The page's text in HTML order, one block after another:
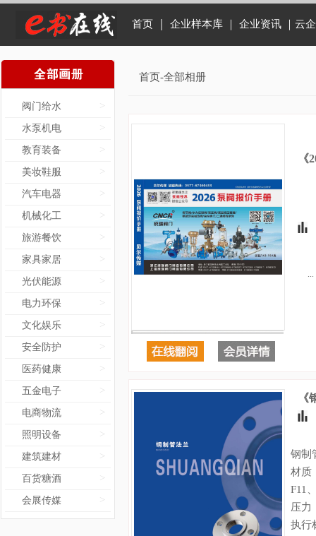
首页 ｜企业样本库 ｜企业资讯 ｜云
阀门给水
水泵机电
教育装备
美妆鞋服
汽车电器
机械化工
旅游餐饮
家具家居
光伏能源
电力环保
文化娱乐
安全防护
医药健康
五金电子
电商物流
照明设备
建筑建材
百货糖酒
会展传媒
首页-全部相册
...
钢制
材质
F11
压力
执行